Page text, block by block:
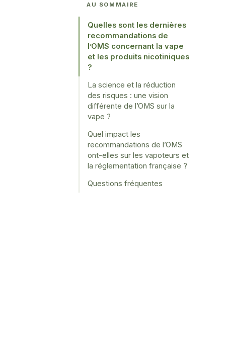
AU SOMMAIRE
Quelles sont les dernières
recommandations de
l’OMS concernant la vape
et les produits nicotiniques
?
La science et la réduction
des risques : une vision
différente de l’OMS sur la
vape ?
Quel impact les
recommandations de l’OMS
ont-elles sur les vapoteurs et
la réglementation française ?
Questions fréquentes